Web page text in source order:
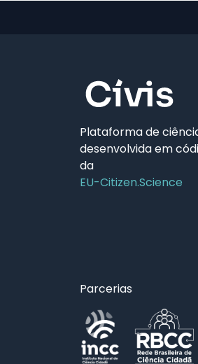
Plataforma de
desenvolvida em
da
EU-Citizen.Science
Parcerias